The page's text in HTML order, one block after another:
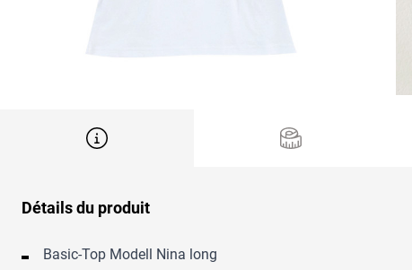
Détails du produit
Basic-Top Modell Nina long